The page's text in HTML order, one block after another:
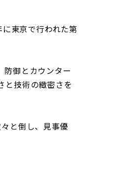
東京で行われた第
防御とカウンター
と技術の緻密さを
と倒し、見事優